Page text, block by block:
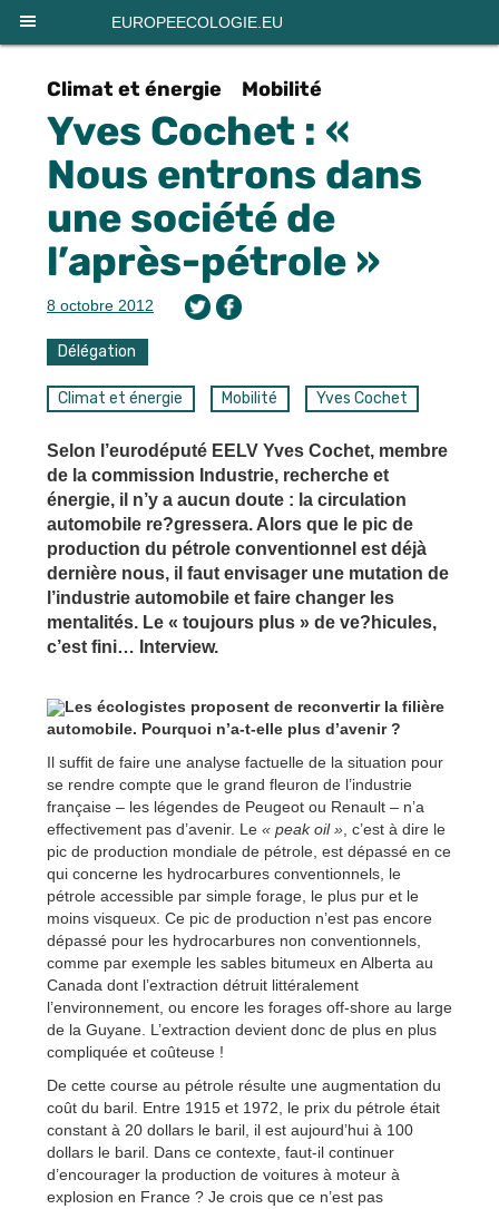
EUROPEECOLOGIE.EU
Climat et énergie Mobilité
Yves Cochet : «
Nous entrons dans
une société de
l’après-pétrole »
8 octobre 2012
Délégation
Climat et énergie Mobilité Yves Cochet
Selon l’eurodéputé EELV Yves Cochet, membre
de la commission Industrie, recherche et
énergie, il n’y a aucun doute : la circulation
automobile re?gressera. Alors que le pic de
production du pétrole conventionnel est déjà
dernière nous, il faut envisager une mutation de
l’industrie automobile et faire changer les
mentalités. Le « toujours plus » de ve?hicules,
c’est fini… Interview.
Les écologistes proposent de reconvertir la filière
automobile. Pourquoi n’a-t-elle plus d’avenir ?
Il suffit de faire une analyse factuelle de la situation pour
se rendre compte que le grand fleuron de l’industrie
française – les légendes de Peugeot ou Renault – n’a
effectivement pas d’avenir. Le « peak oil » , c’est à dire le
pic de production mondiale de pétrole, est dépassé en ce
qui concerne les hydrocarbures conventionnels, le
pétrole accessible par simple forage, le plus pur et le
moins visqueux. Ce pic de production n’est pas encore
dépassé pour les hydrocarbures non conventionnels,
comme par exemple les sables bitumeux en Alberta au
Canada dont l’extraction détruit littéralement
l’environnement, ou encore les forages off-shore au large
de la Guyane. L’extraction devient donc de plus en plus
compliquée et coûteuse !
De cette course au pétrole résulte une augmentation du
coût du baril. Entre 1915 et 1972, le prix du pétrole était
constant à 20 dollars le baril, il est aujourd’hui à 100
dollars le baril. Dans ce contexte, faut-il continuer
d’encourager la production de voitures à moteur à
explosion en France ? Je crois que ce n’est pas